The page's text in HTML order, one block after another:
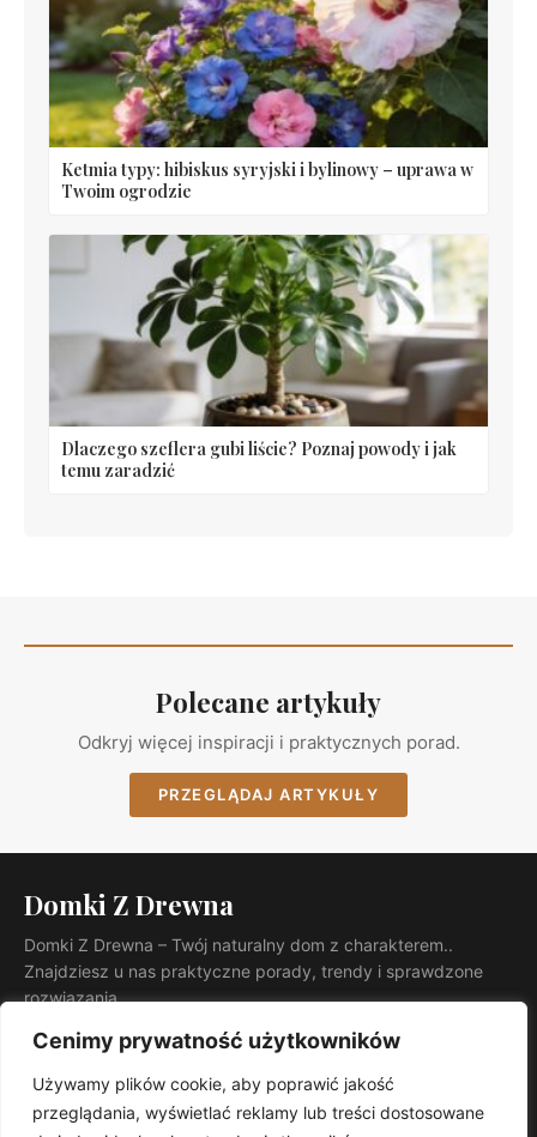
Cenimy prywatność użytkowników
Używamy plików cookie, aby poprawić jakość
przeglądania, wyświetlać reklamy lub treści dostosowane
Ketmia typy: hibiskus syryjski i bylinowy – uprawa w
Twoim ogrodzie
Dlaczego szeflera gubi liście? Poznaj powody i jak
temu zaradzić
Polecane artykuły
Odkryj więcej inspiracji i praktycznych porad.
PRZEGLĄDAJ ARTYKUŁY
Domki Z Drewna
Domki Z Drewna – Twój naturalny dom z charakterem..
Znajdziesz u nas praktyczne porady, trendy i sprawdzone
rozwiązania.
INFORMACJE
Kontakt